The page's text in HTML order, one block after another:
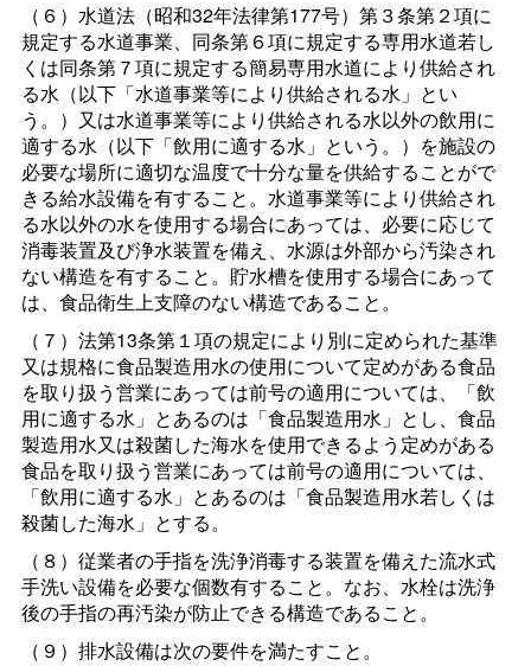
（６）水道法（昭和32年法律第177号）第３条第２項に
規定する水道事業、同条第６項に規定する専用水道若し
くは同条第７項に規定する簡易専用水道により供給され
る水（以下「水道事業等により供給される水」とい
う。）又は水道事業等により供給される水以外の飲用に
適する水（以下「飲用に適する水」という。）を施設の
必要な場所に適切な温度で十分な量を供給することがで
きる給水設備を有すること。水道事業等により供給され
る水以外の水を使用する場合にあっては、必要に応じて
消毒装置及び浄水装置を備え、水源は外部から汚染され
ない構造を有すること。貯水槽を使用する場合にあって
は、食品衛生上支障のない構造であること。
（７）法第13条第１項の規定により別に定められた基準
又は規格に食品製造用水の使用について定めがある食品
を取り扱う営業にあっては前号の適用については、「飲
用に適する水」とあるのは「食品製造用水」とし、食品
製造用水又は殺菌した海水を使用できるよう定めがある
食品を取り扱う営業にあっては前号の適用については、
「飲用に適する水」とあるのは「食品製造用水若しくは
殺菌した海水」とする。
（８）従業者の手指を洗浄消毒する装置を備えた流水式
手洗い設備を必要な個数有すること。なお、水栓は洗浄
後の手指の再汚染が防止できる構造であること。
（９）排水設備は次の要件を満たすこと。